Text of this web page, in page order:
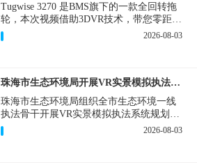
Tugwise 3270 是BMS旗下的一款全回转拖
轮，本次视频借助3DVR技术，带您零距离
透视这艘拖轮的内外构造，沉浸式探索每
一处细节。
2026-08-03
珠海市生态环境局开展VR实景模拟执法专题培训
珠海市生态环境局组织全市生态环境一线
执法骨干开展VR实景模拟执法系统规划建
设和教学培训，持续推进科技赋能生态环
境执法，夯实队伍办案“基本功”。
2026-08-03